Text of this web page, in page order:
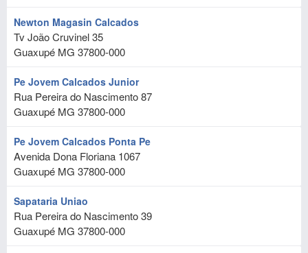
Newton Magasin Calcados
Tv João Cruvinel 35
Guaxupé MG 37800-000
Pe Jovem Calcados Junior
Rua Pereira do Nascimento 87
Guaxupé MG 37800-000
Pe Jovem Calcados Ponta Pe
Avenida Dona Floriana 1067
Guaxupé MG 37800-000
Sapataria Uniao
Rua Pereira do Nascimento 39
Guaxupé MG 37800-000